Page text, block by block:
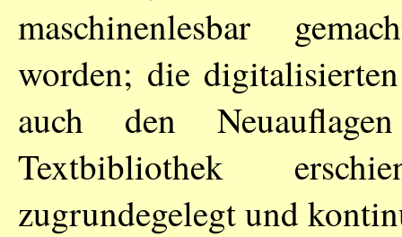
maschinenlesbar
worden; die
auch den
Textbibliothek
zugrundegelegt und